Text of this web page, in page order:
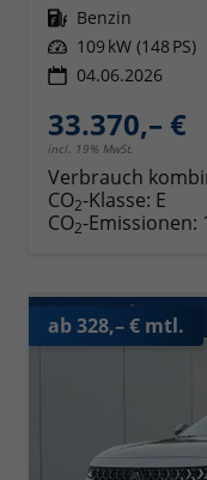
Kraftstoff Benzin
Leistung 109 kW (148 PS)
04.06.2026
33.370,– €
incl. 19% MwSt.
Verbrauch
CO2-Klasse: E
CO2-Emissionen:
ab 328,– € mtl.